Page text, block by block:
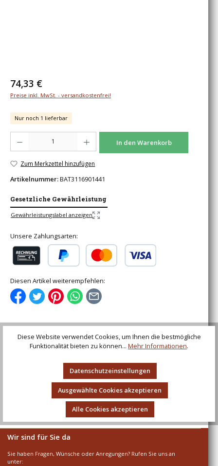
Regulärer Preis:
74,33 €
Preise inkl. MwSt. - versandkostenfrei!
Nur noch 1 lieferbar
In den Warenkorb
Zum Merkzettel hinzufügen
Artikelnummer:BAT3116901441
Gesetzliche Gewährleistung
Gewährleistungslabel anzeigen
Unsere Zahlungsarten:
Diesen Artikel weiterempfehlen:
Beschreibung
GmbH & Co. KG, Gehrn 4, 25596 WackenVerantwortliche
Mehr
Wir sind für Sie da
Sie haben Fragen, Wünsche oder Anregungen? Rufen Sie uns an
unter:
Diese Website verwendet Cookies, um Ihnen die bestmögliche
Funktionalität bieten zu können... Mehr Informationen.
Datenschutzeinstellungen
Ausgewählte Cookies akzeptieren
Alle Cookies akzeptieren